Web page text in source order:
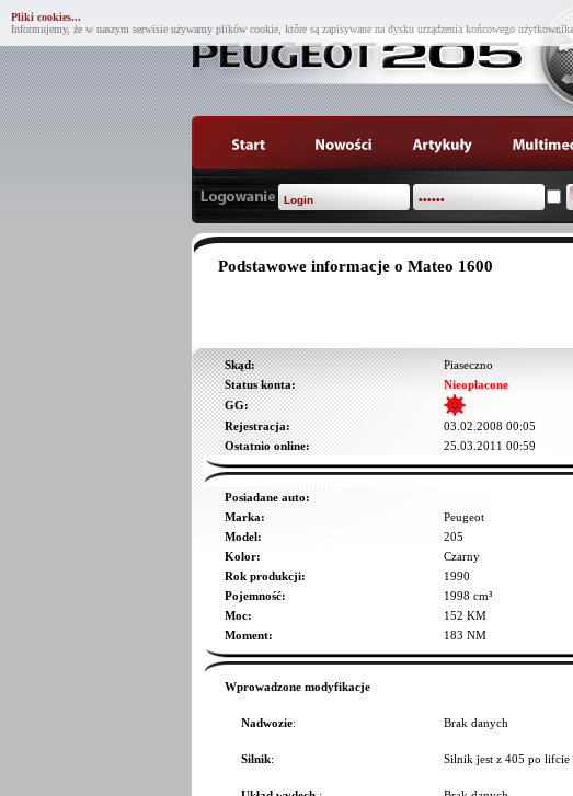
Pliki cookies...
Informujemy, że w naszym serwisie używamy plików cookie, które są zapisywane na dysku urządzenia końcowego
Podstawowe informacje o Mateo 1600
Skąd:
Piaseczno
Status konta:
Nieopłacone
GG:
Rejestracja:
03.02.2008 00:05
Ostatnio online:
25.03.2011 00:59
Posiadane auto:
Marka:
Peugeot
Model:
205
Kolor:
Czarny
Rok produkcji:
1990
Pojemność:
1998 cm³
Moc:
152 KM
Moment:
183 NM
Wprowadzone modyfikacje
Nadwozie: Brak danych
Silnik: Silnik jest z 405 po lifcie